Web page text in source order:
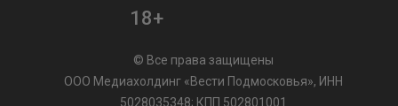
18+
© Все права защищены
ООО Медиахолдинг «Вести Подмосковья», ИНН
5028035348; КПП 502801001